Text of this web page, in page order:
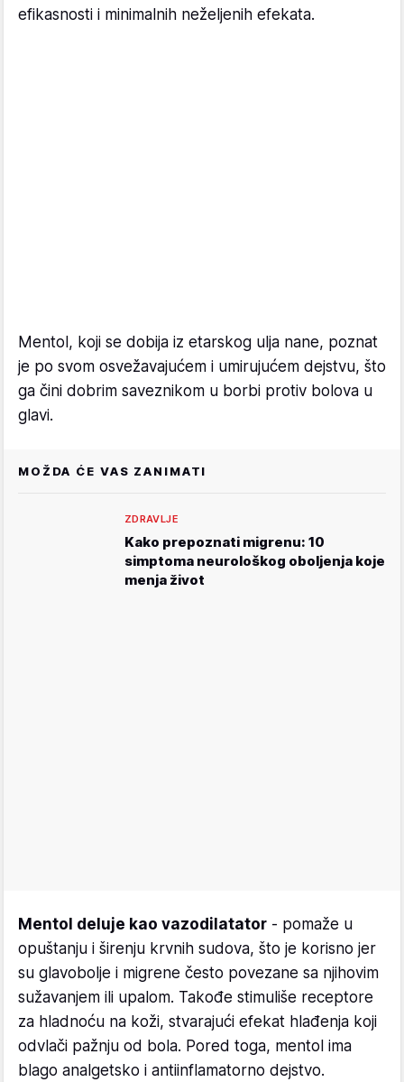
efikasnosti i minimalnih neželjenih efekata.
Mentol, koji se dobija iz etarskog ulja nane, poznat
je po svom osvežavajućem i umirujućem dejstvu, što
ga čini dobrim saveznikom u borbi protiv bolova u
glavi.
MOŽDA ĆE VAS ZANIMATI
ZDRAVLJE
Kako prepoznati migrenu: 10
simptoma neurološkog oboljenja koje
menja život
Mentol deluje kao vazodilatator - pomaže u
opuštanju i širenju krvnih sudova, što je korisno jer
su glavobolje i migrene često povezane sa njihovim
sužavanjem ili upalom. Takođe stimuliše receptore
za hladnoću na koži, stvarajući efekat hlađenja koji
odvlači pažnju od bola. Pored toga, mentol ima
blago analgetsko i antiinflamatorno dejstvo.